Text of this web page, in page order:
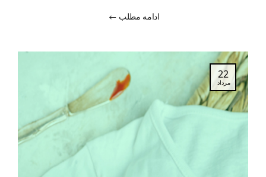
تضمینی چگونه است؟" پاسخ می‌دهیم
ادامه مطلب
22
مرداد